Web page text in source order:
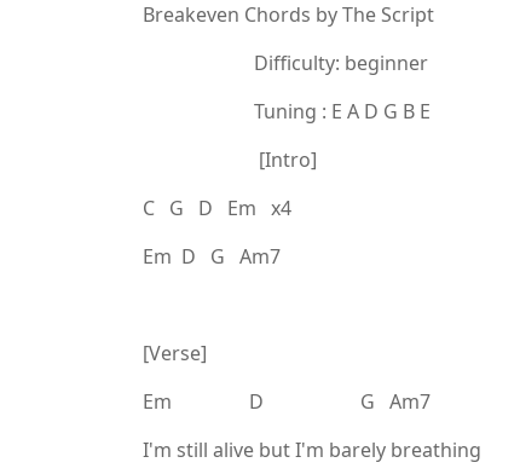
Breakeven Chords by The Script
Difficulty: beginner
Tuning : E A D G B E
[Intro]
C G D Em x4
Em D G Am7
[Verse]
Em D G Am7
I'm still alive but I'm barely breathing